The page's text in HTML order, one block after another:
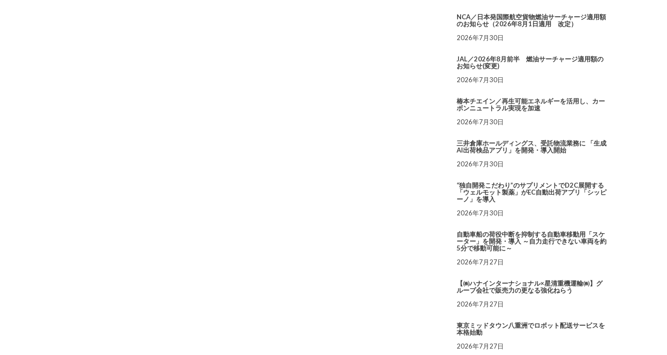
NCA／日本発国際航空貨物燃油サーチャージ適用額
のお知らせ（2026年8月1日適用 改定）
2026年7月30日
JAL／2026年8月前半 燃油サーチャージ適用額の
お知らせ(変更)
2026年7月30日
椿本チエイン／再生可能エネルギーを活用し、カー
ボンニュートラル実現を加速
2026年7月30日
三井倉庫ホールディングス、受託物流業務に 「生成
AI出荷検品アプリ」を開発・導入開始
2026年7月30日
“独自開発こだわり”のサプリメントでD2C展開する
「ウェルモット製薬」がEC自動出荷アプリ「シッピ
ーノ」を導入
2026年7月30日
自動車船の荷役中断を抑制する自動車移動用「スケ
ーター」を開発・導入 ～自力走行できない車両を約
5分で移動可能に～
2026年7月27日
【㈱ハナインターナショナル×星清重機運輸㈱】グ
ループ会社で販売力の更なる強化ねらう
2026年7月27日
東京ミッドタウン八重洲でロボット配送サービスを
本格始動
2026年7月27日